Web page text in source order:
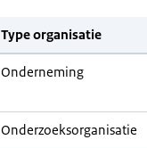
Type organisatie
Onderneming
Onderzoeksorganisatie